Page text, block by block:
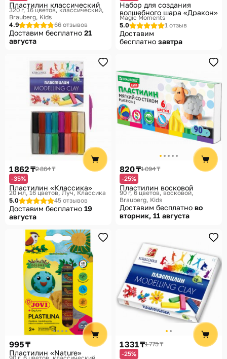
Пластилин классический
320 г, 16 цветов, классический
Brauberg, Kids
4.9
66 отзывов
Доставим бесплатно 21
августа
Набор для создания
волшебного шара «Дракон»
Magic Moments
5.0
1 отзыв
Доставим
бесплатно завтра
1 862 ₸2 864 ₸
-35%
Пластилин «Классика»
20 мл, 16 цветов Луч, Классика
5.0
45 отзывов
Доставим бесплатно 19
августа
820 ₸1 094 ₸
-25%
Пластилин восковой
90 г, 6 цветов, восковой
Brauberg, Kids
Доставим бесплатно во
вторник, 11 августа
995 ₸
Пластилин «Nature»
1 331 ₸1 775 ₸
-25%